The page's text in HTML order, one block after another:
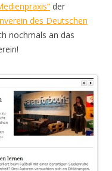
der
des Deutschen
nochmals an das